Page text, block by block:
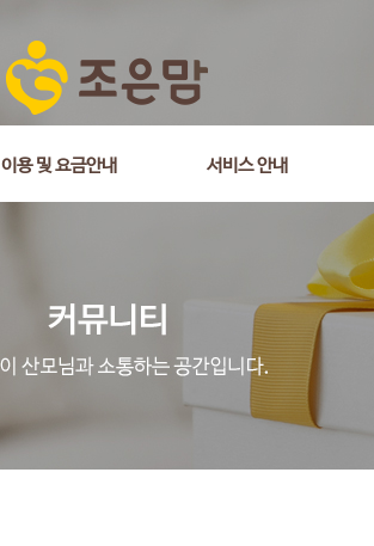
이용 및 요금안내 서비스 안내